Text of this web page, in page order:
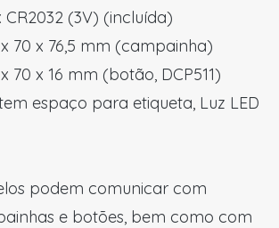
CR2032 (3V) (incluída)
70 x 76,5 mm (campainha)
70 x 16 mm (botão, DCP511)
espaço para etiqueta, Luz LED
podem comunicar com
e botões, bem como com